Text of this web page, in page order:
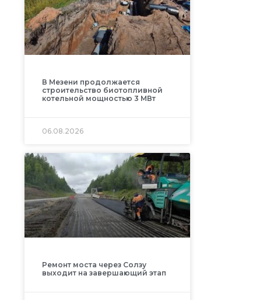
В Мезени продолжается
строительство биотопливной
котельной мощностью 3 МВт
06.08.2026
Ремонт моста через Солзу
выходит на завершающий этап